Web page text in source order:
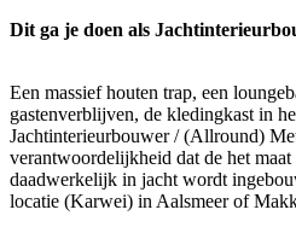
Dit ga je doen als
Een massief houten trap, een
gastenverblijven, de kledingkast in
Jachtinterieurbouwer / (Allround)
verantwoordelijkheid dat de het
daadwerkelijk in jacht wordt
locatie (Karwei) in Aalsmeer of